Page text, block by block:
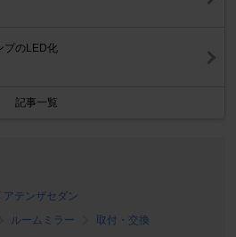
プのLED化
記事一覧
アテンザセダン
ルームミラー
取付・交換